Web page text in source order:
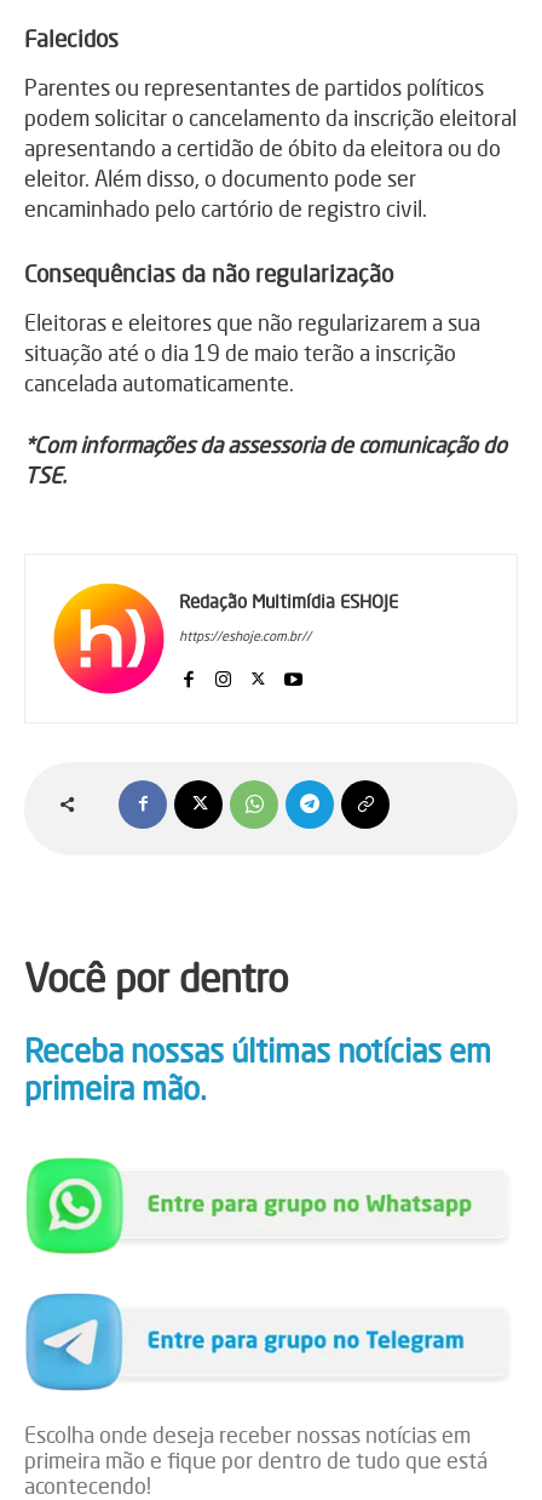
Falecidos
Parentes ou representantes de partidos políticos
podem solicitar o cancelamento da inscrição eleitoral
apresentando a certidão de óbito da eleitora ou do
eleitor. Além disso, o documento pode ser
encaminhado pelo cartório de registro civil.
Consequências da não regularização
Eleitoras e eleitores que não regularizarem a sua
situação até o dia 19 de maio terão a inscrição
cancelada automaticamente.
*Com informações da assessoria de comunicação do
TSE.
Redação Multimídia ESHOJE
https://eshoje.com.br//
Você por dentro
Receba nossas últimas notícias em
primeira mão.
Escolha onde deseja receber nossas notícias em
primeira mão e fique por dentro de tudo que está
acontecendo!